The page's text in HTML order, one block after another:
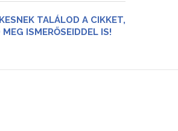
TALÁLOD A CIKKET,
MEG ISMERŐSEIDDEL IS!